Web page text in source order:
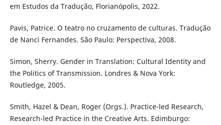
em Estudos da Tradução, Florianópolis, 2022.
Pavis, Patrice. O teatro no cruzamento de culturas. Tradução
de Nanci Fernandes. São Paulo: Perspectiva, 2008.
Simon, Sherry. Gender in Translation: Cultural Identity and
the Politics of Transmission. Londres & Nova York:
Routledge, 2005.
Smith, Hazel & Dean, Roger (Orgs.). Practice-led Research,
Research-led Practice in the Creative Arts. Edimburgo: